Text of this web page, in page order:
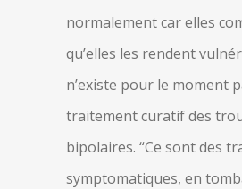
normalement car elles
qu’elles les rendent
n’existe pour le moment
traitement curatif des
bipolaires. “Ce sont des
symptomatiques, en